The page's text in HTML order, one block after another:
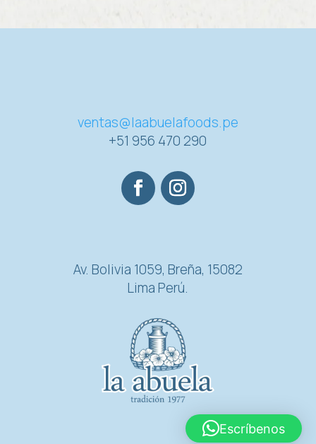
ventas@laabuelafoods.pe
+51 956 470 290
Av. Bolivia 1059, Breña, 15082
Lima Perú.
Escríbenos